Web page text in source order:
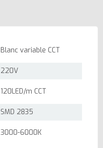
Blanc variable CCT
220V
120LED/m CCT
SMD 2835
3000-6000K